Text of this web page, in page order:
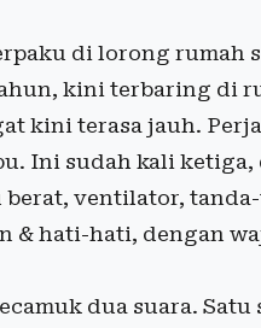
di lorong rumah
kini terbaring di
kini terasa jauh.
Ini sudah kali
berat, ventilator,
& hati-hati, dengan
dua suara.